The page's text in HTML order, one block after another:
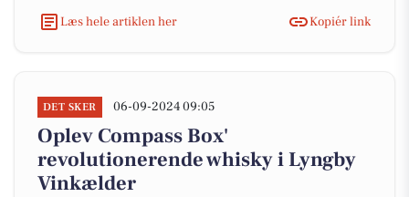
Læs hele artiklen her
Kopiér link
DET SKER 06-09-2024 09:05
Oplev Compass Box'
revolutionerende whisky i Lyngby
Vinkælder